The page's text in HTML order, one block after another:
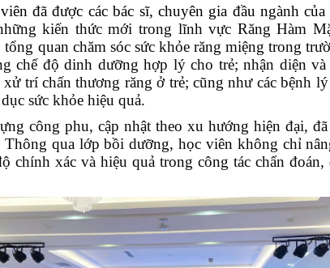
đã được các bác sĩ, chuyên gia đầu ngành
kiến thức mới trong lĩnh vực Răng Hàm
quan chăm sóc sức khỏe răng miệng trong
chế độ dinh dưỡng hợp lý cho trẻ; nhận diện
trí chấn thương răng ở trẻ; cũng như các bệnh
sức khỏe hiệu quả.
công phu, cập nhật theo xu hướng hiện đại,
qua lớp bồi dưỡng, học viên không chỉ
chính xác và hiệu quả trong công tác chẩn đoán,